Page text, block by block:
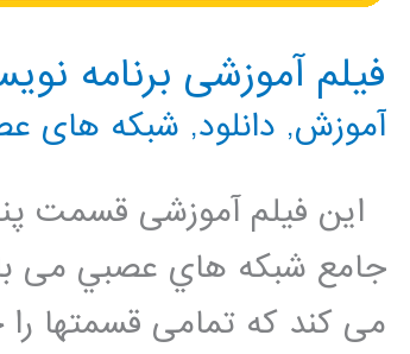
فیلم آموزشی برنامه
آموزش, دانلود, شبکه های
این فیلم آموزشی قسمت
جامع شبكه هاي عصبي می
می کند که تمامی قسمتها